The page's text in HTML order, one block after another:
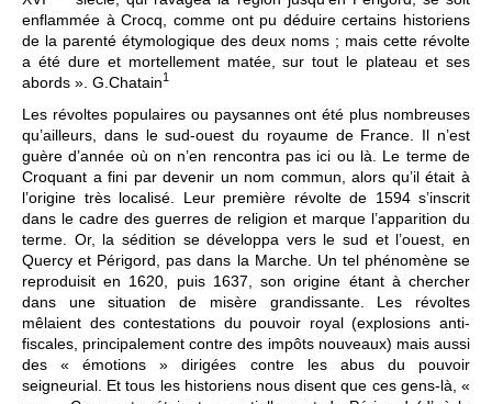
enflammée à Crocq, comme ont pu déduire certains historiens
de la parenté étymologique des deux noms ; mais cette révolte
a été dure et mortellement matée, sur tout le plateau et ses
abords ». G.Chatain1
Les révoltes populaires ou paysannes ont été plus nombreuses
qu’ailleurs, dans le sud-ouest du royaume de France. Il n’est
guère d’année où on n’en rencontra pas ici ou là. Le terme de
Croquant a fini par devenir un nom commun, alors qu’il était à
l’origine très localisé. Leur première révolte de 1594 s’inscrit
dans le cadre des guerres de religion et marque l’apparition du
terme. Or, la sédition se développa vers le sud et l’ouest, en
Quercy et Périgord, pas dans la Marche. Un tel phénomène se
reproduisit en 1620, puis 1637, son origine étant à chercher
dans une situation de misère grandissante. Les révoltes
mêlaient des contestations du pouvoir royal (explosions anti-
fiscales, principalement contre des impôts nouveaux) mais aussi
des « émotions » dirigées contre les abus du pouvoir
seigneurial. Et tous les historiens nous disent que ces gens-là, «